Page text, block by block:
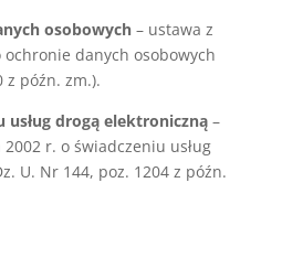
osobowych– ustawa z
danych osobowych
z późn. zm.).
usług drogą elektroniczną–
r. o świadczeniu usług
U. Nr 144, poz. 1204 z późn.